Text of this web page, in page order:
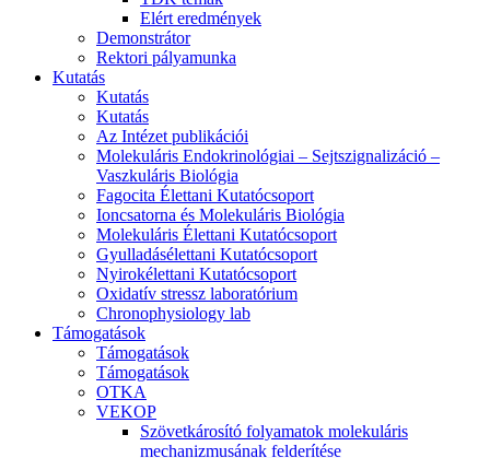
Elért eredmények
Demonstrátor
Rektori pályamunka
Kutatás
Kutatás
Kutatás
Az Intézet publikációi
Molekuláris Endokrinológiai – Sejtszignalizáció –
Vaszkuláris Biológia
Fagocita Élettani Kutatócsoport
Ioncsatorna és Molekuláris Biológia
Molekuláris Élettani Kutatócsoport
Gyulladásélettani Kutatócsoport
Nyirokélettani Kutatócsoport
Oxidatív stressz laboratórium
Chronophysiology lab
Támogatások
Támogatások
Támogatások
OTKA
VEKOP
Szövetkárosító folyamatok molekuláris
mechanizmusának felderítése